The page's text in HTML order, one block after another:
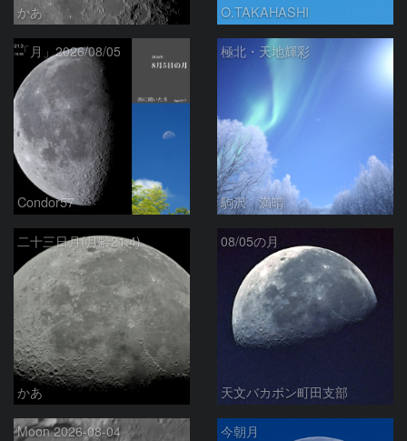
かあ O.TAKAHASHI
「月」2026/08/05
Condor57
極北・天地輝彩
駒沢 満晴
二十三日月(月齢21.4)
かあ
08/05の月
天文バカボン町田支部
Moon 2026-08-04 今朝月